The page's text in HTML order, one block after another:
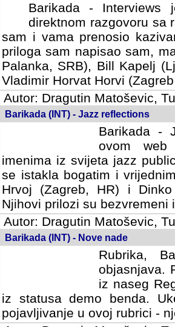
Barikada -
direktnom razgovoru sa
sam i vama prenosio
priloga sam napisao sam,
Palanka, SRB), Bill Kapelj
Vladimir Horvat Horvi
Autor: Dragutin Matoševic,
Barikada (INT) - Jazz reflections
Barikada -
ovom web
imenima iz svijeta jazz
se istakla bogatim i
Hrvoj (Zagreb, HR) i
Njihovi prilozi su bezvremeni
Autor: Dragutin Matoševic,
Barikada (INT) - Nove nade
Rubrika,
objasnjava.
iz naseg
iz statusa demo benda.
pojavljivanje u ovoj rubrici -